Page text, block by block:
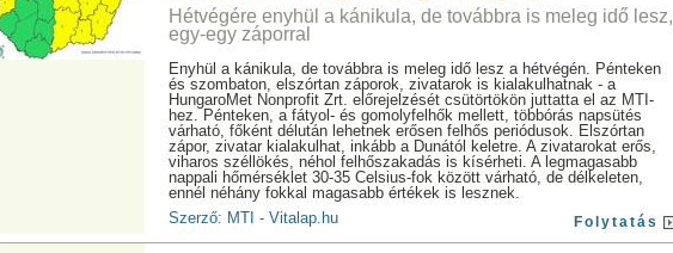
Hétvégére enyhül a kánikula, de továbbra is meleg idő lesz,
egy-egy záporral
Enyhül a kánikula, de továbbra is meleg idő lesz a hétvégén. Pénteken
és szombaton, elszórtan záporok, zivatarok is kialakulhatnak - a
HungaroMet Nonprofit Zrt. előrejelzését csütörtökön juttatta el az MTI-
hez. Pénteken, a fátyol- és gomolyfelhők mellett, többórás napsütés
várható, főként délután lehetnek erősen felhős periódusok. Elszórtan
zápor, zivatar kialakulhat, inkább a Dunától keletre. A zivatarokat erős,
viharos széllökés, néhol felhőszakadás is kísérheti. A legmagasabb
nappali hőmérséklet 30-35 Celsius-fok között várható, de délkeleten,
ennél néhány fokkal magasabb értékek is lesznek.
Szerző: MTI - Vitalap.hu
Folytatás